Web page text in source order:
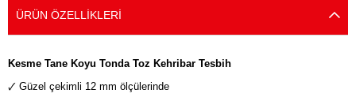
ÜRÜN ÖZELLIKLERI
Kesme Tane Koyu Tonda Toz Kehribar Tesbih
🗸 Güzel çekimli 12 mm ölçülerinde